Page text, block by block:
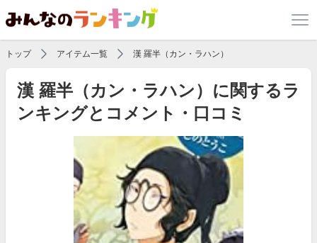
トップ アイテム一覧 漢 羅半（カン・ラハン）
漢 羅半（カン・ラハン）に関するラ
ンキングとコメント・口コミ